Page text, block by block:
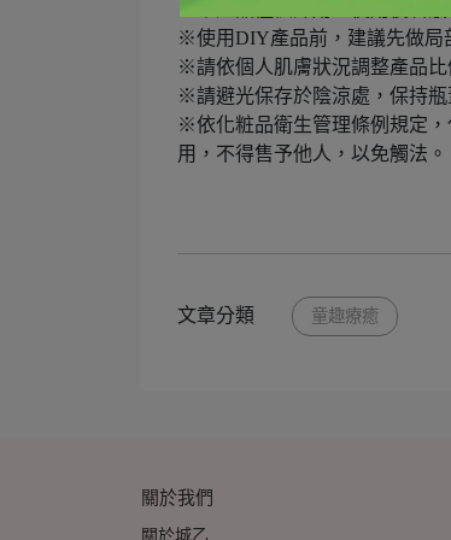
※使用DIY產品前，建議先做局
※請依個人肌膚狀況調整產品比
※請避光保存於陰涼處，保持瓶
※依化粧品衛生管理條例規定
用，不得售予他人，以免觸法。
文章分類 童趣療癒
關於我們
關於城乙